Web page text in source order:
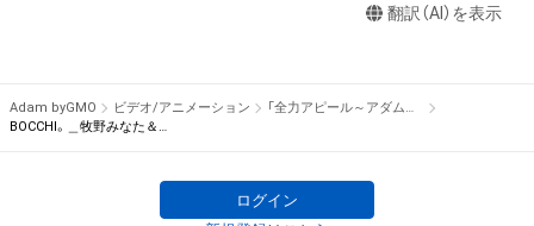
の管理委託を受けている者からの事前の同意なしに、上記の「本
せん。)を行うことはできません。
であると判断した場合、利用をお断りさせていただきます。
パフォーマンスや特技を、魂を込めて全力アピール！
※本ストア内で出品されるNFTは、Adam byGMOの認定代理店
株式会社MediBangを介して出品手続きをしており、
TBSテレビおよび番組は、NFTの出品に関わる手続き・権利には
翻訳（AI）を表示
Adam byGMO ビデオ/アニメーション
「全力アピール～アダムシアター～」NFTストア
BOCCHI。＿牧野みなた＆澄川れみ 「ケーキ大食い対決」
ログイン